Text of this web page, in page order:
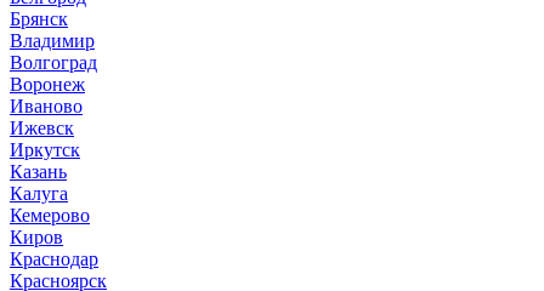
Брянск
Владимир
Волгоград
Воронеж
Иваново
Ижевск
Иркутск
Казань
Калуга
Кемерово
Киров
Краснодар
Красноярск